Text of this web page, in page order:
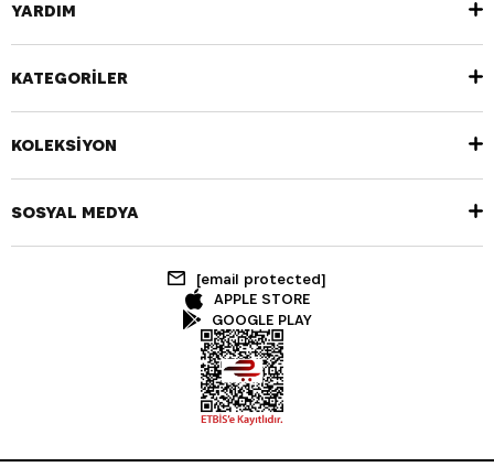
YARDIM
KATEGORİLER
KOLEKSİYON
SOSYAL MEDYA
[email protected]
APPLE STORE
GOOGLE PLAY